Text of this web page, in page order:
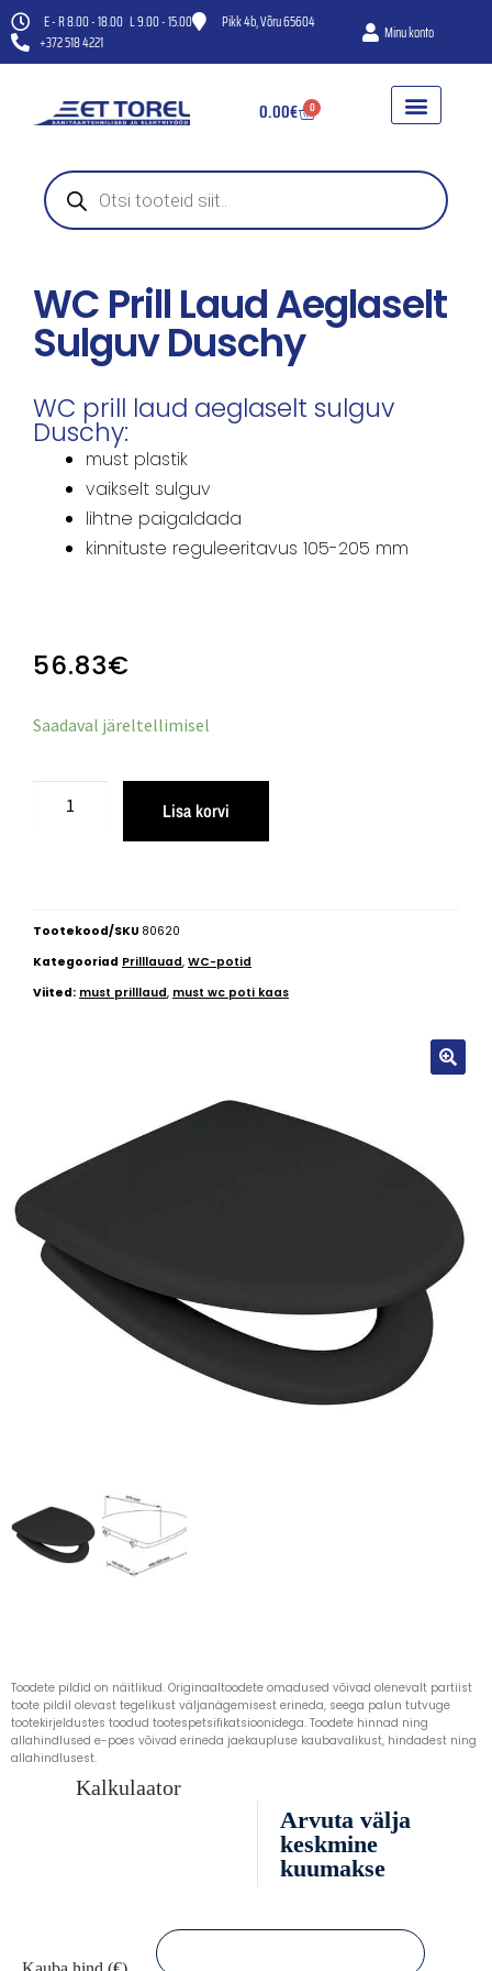
E - R 8.00 - 18.00 L 9.00 - 15.00
Pikk 4b, Võru 65604
+372 518 4221
Minu konto
0.00€ 0
Toodete pildid on näitlikud. Originaaltoodete omadused võivad olenevalt partiist
toote pildil olevast tegelikust väljanägemisest erineda, seega palun tutvuge
tootekirjeldustes toodud tootespetsifikatsioonidega. Toodete hinnad ning
allahindlused e-poes võivad erineda jaekaupluse kaubavalikust, hindadest ning
allahindlusest.
WC Prill Laud Aeglaselt
Sulguv Duschy
WC prill laud aeglaselt sulguv
Duschy:
must plastik
vaikselt sulguv
lihtne paigaldada
kinnituste reguleeritavus 105-205 mm
56.83€
Saadaval järeltellimisel
Lisa korvi
Tootekood/SKU 80620
Kategooriad Prilllauad, WC-potid
Viited: must prilllaud, must wc poti kaas